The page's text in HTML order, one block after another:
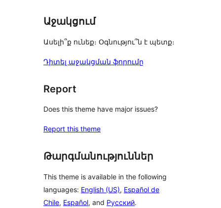
Աջակցում
Ասելի՞ք ունեք։ Օգնությու՞ն է պետք։
Դիտել աջակցման ֆորումը
Report
Does this theme have major issues?
Report this theme
Թարգմանություններ
This theme is available in the following
languages: English (US), Español de
Chile, Español, and Русский.